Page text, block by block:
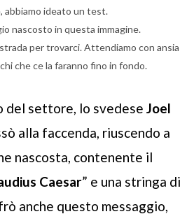
abbiamo ideato un test.
nascosto in questa immagine.
per trovarci. Attendiamo con ansia
che ce la faranno fino in fondo.
del settore, lo svedese Joel
alla faccenda, riuscendo a
nascosta, contenente il
Caesar” e una stringa di
anche questo messaggio,